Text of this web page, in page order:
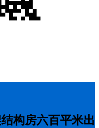
构房六百平米出